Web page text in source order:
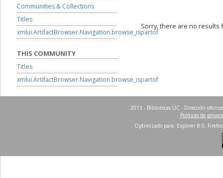
Sorry, there are no results
Communities & Collections
Titles
xmlui.ArtifactBrowser.Navigation.browse_ispartof
THIS COMMUNITY
Titles
xmlui.ArtifactBrowser.Navigation.browse_ispartof
2013 - Bibliotecas UC - Dirección
Políticas de
Optimizado para: Explorer 8.0,